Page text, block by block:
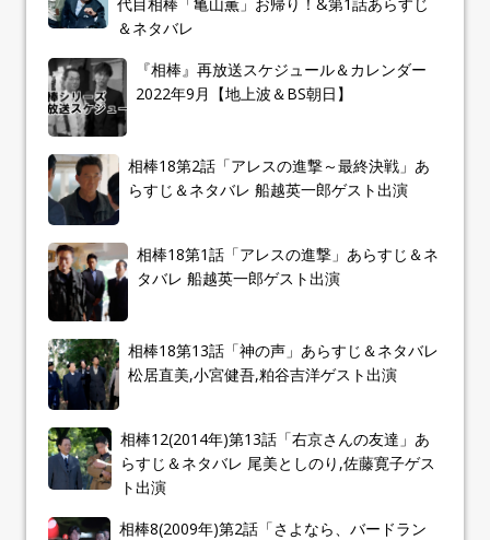
＆ネタバレ
『相棒』再放送スケジュール＆カレンダー
2022年9月【地上波＆BS朝日】
相棒18第2話「アレスの進撃～最終決戦」あ
らすじ＆ネタバレ 船越英一郎ゲスト出演
相棒18第1話「アレスの進撃」あらすじ＆ネ
タバレ 船越英一郎ゲスト出演
相棒18第13話「神の声」あらすじ＆ネタバレ
松居直美,小宮健吾,粕谷吉洋ゲスト出演
相棒12(2014年)第13話「右京さんの友達」あ
らすじ＆ネタバレ 尾美としのり,佐藤寛子ゲス
ト出演
相棒8(2009年)第2話「さよなら、バードラン